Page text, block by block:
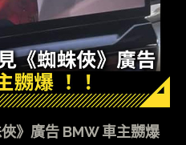
》廣告 BMW 車主嬲爆